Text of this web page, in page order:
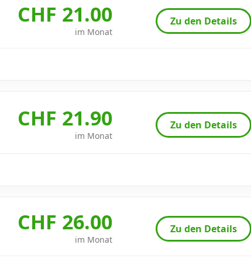
CHF 21.00
im Monat
Zu den Details
CHF 21.90
im Monat
Zu den Details
CHF 26.00
im Monat
Zu den Details